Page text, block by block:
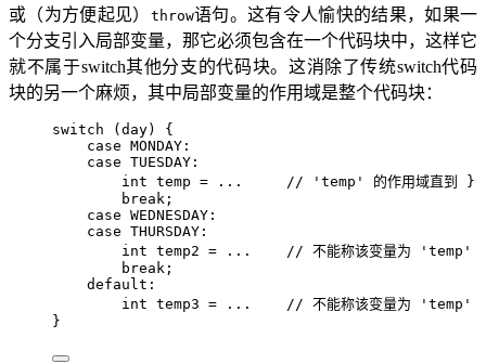
或（为方便起见） throw语句。这有令人愉快的结果，如果一
个分支引入局部变量，那它必须包含在一个代码块中，这样它
就不属于switch其他分支的代码块。这消除了传统switch代码
块的另一个麻烦，其中局部变量的作用域是整个代码块：
switch (day) {
case MONDAY :
case TUESDAY :
int temp = ... // 'temp' 的作用域直到 }
break ;
case WEDNESDAY :
case THURSDAY :
int temp2 = ... // 不能称该变量为 'temp'
break ;
default:
int temp3 = ... // 不能称该变量为 'temp'
}